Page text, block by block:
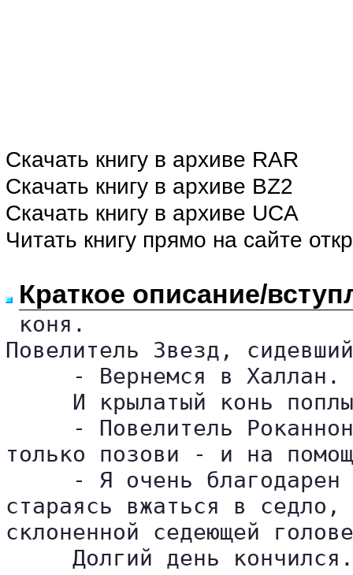
Скачать книгу в архиве RAR
Скачать книгу в архиве BZ2
Скачать книгу в архиве UCA
Читать книгу прямо на сайте
Краткое описание/
коня.
Повелитель Звезд,
- Вернемся в
И крылатый конь
- Повелитель
только позови - и на
- Я очень
стараясь вжаться в
склоненной седеющей
Долгий день